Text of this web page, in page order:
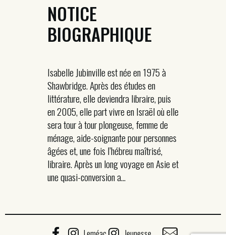
NOTICE
BIOGRAPHIQUE
Isabelle Jubinville est née en 1975 à
Shawbridge. Après des études en
littérature, elle deviendra libraire, puis
en 2005, elle part vivre en Israël où elle
sera tour à tour plongeuse, femme de
ménage, aide-soignante pour personnes
âgées et, une fois l’hébreu maîtrisé,
libraire. Après un long voyage en Asie et
une quasi-conversion a...